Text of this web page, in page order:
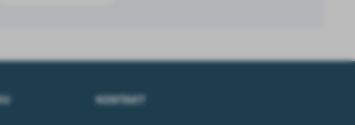
KONTAKT